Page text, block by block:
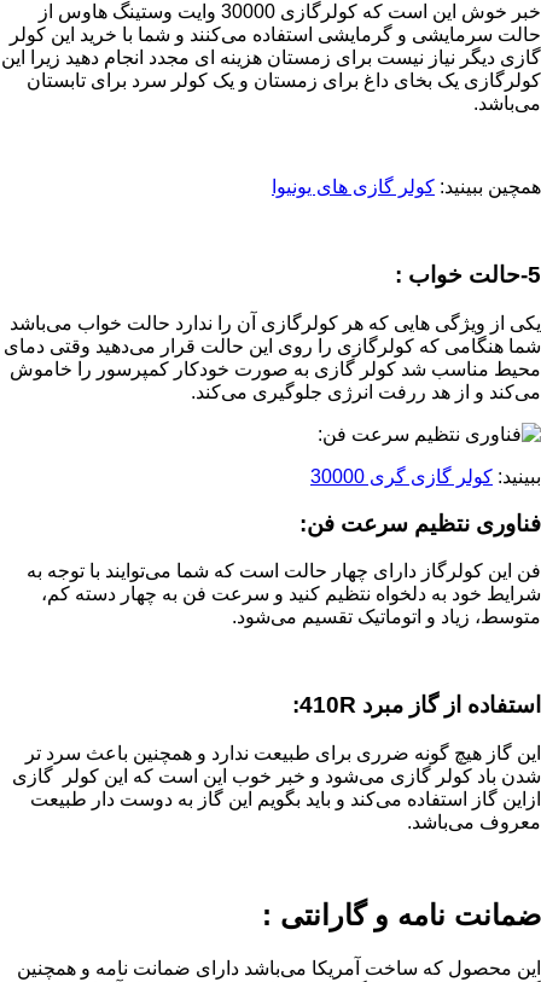
خبر خوش این است که کولرگازی 30000 وایت وستینگ هاوس از
حالت سرمایشی و گرمایشی استفاده می‌کنند و شما با خرید این کولر
گازی دیگر نیاز نیست برای زمستان هزینه ای مجدد انجام دهید زیرا این
کولرگازی یک بخای داغ برای زمستان و یک کولر سرد برای تابستان
می‌باشد.
همچین ببینید: کولر گازی های یونیوا
5-حالت خواب :
یکی از ویژگی هایی که هر کولرگازی آن را ندارد حالت خواب می‌باشد
شما هنگامی که کولرگازی را روی این حالت قرار می‌دهید وقتی دمای
محیط مناسب شد کولر گازی به صورت خودکار کمپرسور را خاموش
می‌کند و از هد ررفت انرژی جلوگیری می‌کند.
ببینید: کولر گازی گری 30000
فناوری نتظیم سرعت فن:
فن این کولرگاز دارای چهار حالت است که شما می‌توایند با توجه به
شرایط خود به دلخواه نتظیم کنید و سرعت فن به چهار دسته کم،
متوسط، زیاد و اتوماتیک تقسیم می‌شود.
استفاده از گاز مبرد 410R:
این گاز هیچ گونه ضرری برای طبیعت ندارد و همچنین باعث سرد تر
شدن باد کولر گازی می‌شود و خبر خوب این است که این کولر گازی
ازاین گاز استفاده می‌کند و باید بگویم این گاز به دوست دار طبیعت
معروف می‌‍‌باشد.
ضمانت نامه و گارانتی :
این محصول که ساخت آمریکا می‌باشد دارای ضمانت نامه و همچنین